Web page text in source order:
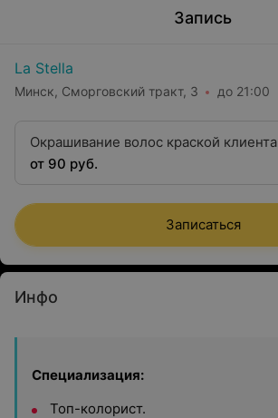
Запись
La Stella
Минск, Сморговский тракт, 3 до 21:00
Окрашивание волос краской клиента
от 90 руб.
Записаться
Инфо
Специализация:
Топ-колорист.